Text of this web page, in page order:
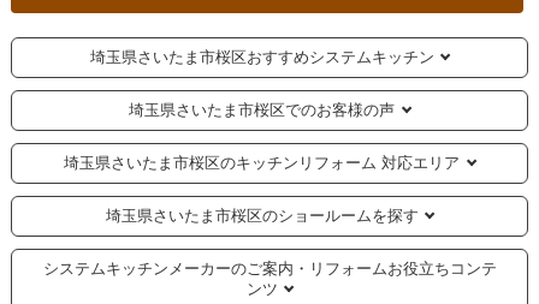
埼玉県さいたま市桜区おすすめシステムキッチン
埼玉県さいたま市桜区でのお客様の声
埼玉県さいたま市桜区のキッチンリフォーム 対応エリア
埼玉県さいたま市桜区のショールームを探す
システムキッチンメーカーのご案内・リフォームお役立ちコンテ
ンツ